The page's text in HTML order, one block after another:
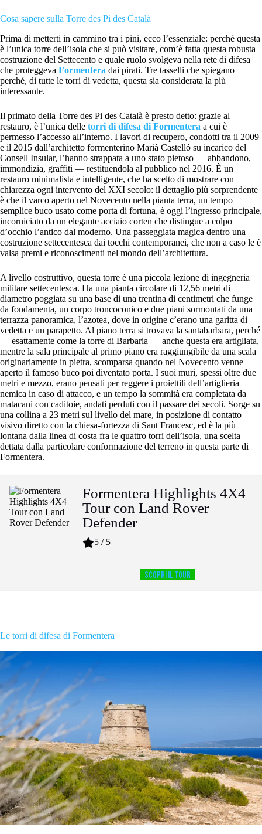
Cosa sapere sulla Torre des Pi des Català
Prima di metterti in cammino tra i pini, ecco l’essenziale: perché questa
è l’unica torre dell’isola che si può visitare, com’è fatta questa robusta
costruzione del Settecento e quale ruolo svolgeva nella rete di difesa
che proteggeva Formentera dai pirati. Tre tasselli che spiegano
perché, di tutte le torri di vedetta, questa sia considerata la più
interessante.
Il primato della Torre des Pi des Català è presto detto: grazie al
restauro, è l’unica delle torri di difesa di Formentera a cui è
permesso l’accesso all’interno. I lavori di recupero, condotti tra il 2009
e il 2015 dall’architetto formenterino Marià Castelló su incarico del
Consell Insular, l’hanno strappata a uno stato pietoso — abbandono,
immondizia, graffiti — restituendola al pubblico nel 2016. È un
restauro minimalista e intelligente, che ha scelto di mostrare con
chiarezza ogni intervento del XXI secolo: il dettaglio più sorprendente
è che il varco aperto nel Novecento nella pianta terra, un tempo
semplice buco usato come porta di fortuna, è oggi l’ingresso principale,
incorniciato da un elegante acciaio corten che distingue a colpo
d’occhio l’antico dal moderno. Una passeggiata magica dentro una
costruzione settecentesca dai tocchi contemporanei, che non a caso le è
valsa premi e riconoscimenti nel mondo dell’architettura.
A livello costruttivo, questa torre è una piccola lezione di ingegneria
militare settecentesca. Ha una pianta circolare di 12,56 metri di
diametro poggiata su una base di una trentina di centimetri che funge
da fondamenta, un corpo troncoconico e due piani sormontati da una
terrazza panoramica, l’azotea, dove in origine c’erano una garitta di
vedetta e un parapetto. Al piano terra si trovava la santabarbara, perché
— esattamente come la torre di Barbaria — anche questa era artigliata,
mentre la sala principale al primo piano era raggiungibile da una scala
originariamente in pietra, scomparsa quando nel Novecento venne
aperto il famoso buco poi diventato porta. I suoi muri, spessi oltre due
metri e mezzo, erano pensati per reggere i proiettili dell’artiglieria
nemica in caso di attacco, e un tempo la sommità era completata da
matacani con caditoie, andati perduti con il passare dei secoli. Sorge su
una collina a 23 metri sul livello del mare, in posizione di contatto
visivo diretto con la chiesa-fortezza di Sant Francesc, ed è la più
lontana dalla linea di costa fra le quattro torri dell’isola, una scelta
dettata dalla particolare conformazione del terreno in questa parte di
Formentera.
Formentera Highlights 4X4
Tour con Land Rover
Defender
5 / 5
SCOPRI IL TOUR
Le torri di difesa di Formentera